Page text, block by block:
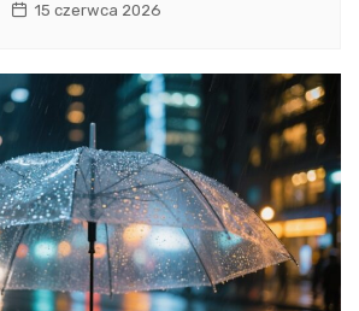
15 czerwca 2026